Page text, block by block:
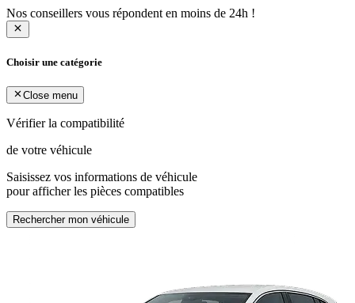
Nos conseillers vous répondent en moins de 24h !
Choisir une catégorie
Close menu
Vérifier la compatibilité
de votre véhicule
Saisissez vos informations de véhicule
pour afficher les pièces compatibles
Rechercher mon véhicule